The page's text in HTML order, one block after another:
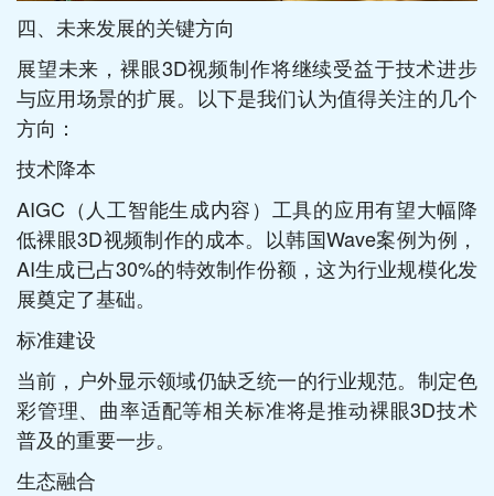
四、未来发展的关键方向
展望未来，裸眼3D视频制作将继续受益于技术进步
与应用场景的扩展。以下是我们认为值得关注的几个
方向：
技术降本
AIGC（人工智能生成内容）工具的应用有望大幅降
低裸眼3D视频制作的成本。以韩国Wave案例为例，
AI生成已占30%的特效制作份额，这为行业规模化发
展奠定了基础。
标准建设
当前，户外显示领域仍缺乏统一的行业规范。制定色
彩管理、曲率适配等相关标准将是推动裸眼3D技术
普及的重要一步。
生态融合